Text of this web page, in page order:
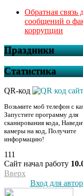
Обратная связь
сообщений о
коррупции
Праздники
Статистика
QR-код
Возьмите моб телефон с
Запустите программу для
сканирования кода,
камеры на код, Получите
информацию!
111
Сайт начал работу
Вверх
Вход для